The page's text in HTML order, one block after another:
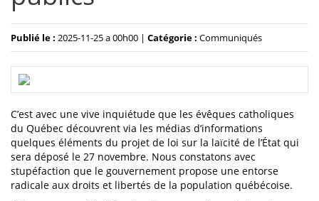
Publié le : 2025-11-25 a 00h00 | Catégorie : Communiqués
C’est avec une vive inquiétude que les évêques catholiques
du Québec découvrent via les médias d’informations
quelques éléments du projet de loi sur la laïcité de l’État qui
sera déposé le 27 novembre. Nous constatons avec
stupéfaction que le gouvernement propose une entorse
radicale aux droits et libertés de la population québécoise.